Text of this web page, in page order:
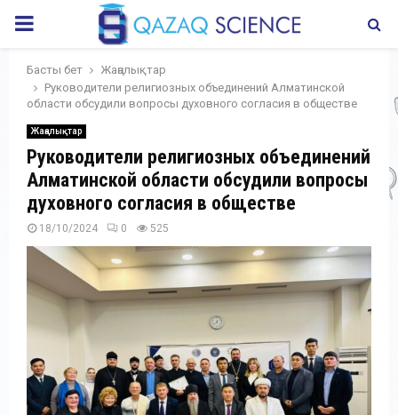
PRIMARY
MENU
Басты бет
Жаңалықтар
Руководители религиозных объединений Алматинской
области обсудили вопросы духовного согласия в обществе
Жаңалықтар
Руководители религиозных объединений
Алматинской области обсудили вопросы
духовного согласия в обществе
18/10/2024 0 525